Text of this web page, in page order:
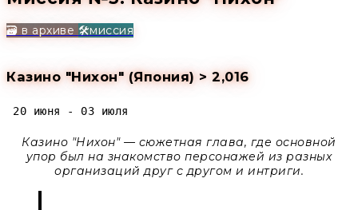
🗃️ в архиве 🛠️миссия
Казино "Нихон" (Япония) > 2,016
20 июня - 03 июля
Казино "Нихон" — сюжетная глава, где основной
упор был на знакомство персонажей из разных
организаций друг с другом и интриги.